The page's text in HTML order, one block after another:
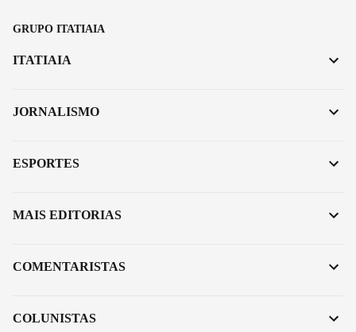
GRUPO ITATIAIA
ITATIAIA
JORNALISMO
ESPORTES
MAIS EDITORIAS
COMENTARISTAS
COLUNISTAS